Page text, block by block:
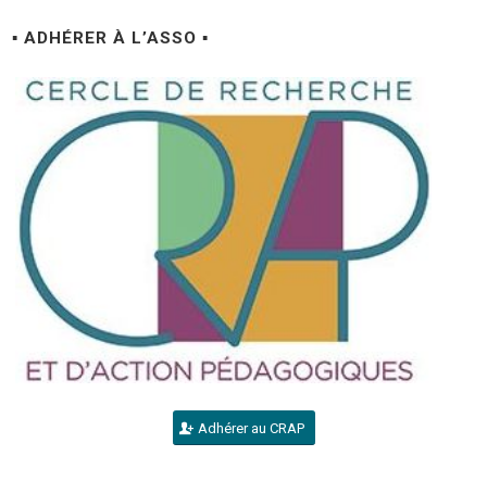
▪ ADHÉRER À L’ASSO ▪
Adhérer au CRAP